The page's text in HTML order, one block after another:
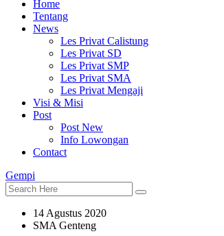
Home
Tentang
News
Les Privat Calistung
Les Privat SD
Les Privat SMP
Les Privat SMA
Les Privat Mengaji
Visi & Misi
Post
Post New
Info Lowongan
Contact
Gempi
14 Agustus 2020
SMA Genteng